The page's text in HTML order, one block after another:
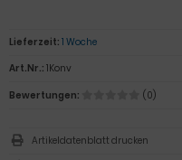
Lieferzeit: 1 Woche
Art.Nr.: 1Konv
Bewertungen:
(0)
Artikeldatenblatt drucken